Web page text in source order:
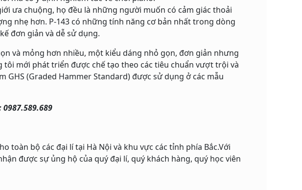
ưa chuộng, họ đều là những người muốn có cảm giác thoải
nhẹ hơn. P-143 có những tính năng cơ bản nhất trong dòng
đơn giản và dễ sử dụng.
và mỏng hơn nhiều, một kiểu dáng nhỏ gọn, đơn giản nhưng
tôi mới phát triển được chế tạo theo các tiêu chuẩn vượt trội và
(Graded Hammer Standard) được sử dụng ở các mẫu
toàn bộ các đại lí tại Hà Nội và khu vực các tỉnh phía Bắc.Với
được sự ủng hộ của quý đại lí, quý khách hàng, quý học viên